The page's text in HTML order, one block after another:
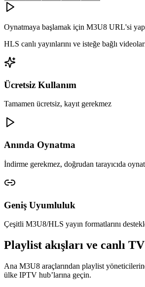
Oynatmaya başlamak için M3U8 URL'si
HLS canlı yayınlarını ve isteğe bağlı
Ücretsiz Kullanım
Tamamen ücretsiz, kayıt gerekmez
Anında Oynatma
İndirme gerekmez, doğrudan tarayıcıda
Geniş Uyumluluk
Çeşitli M3U8/HLS yayın formatlarını
Playlist akışları ve canlı
Ana M3U8 araçlarından playlist
ülke IPTV hub’larına geçin.